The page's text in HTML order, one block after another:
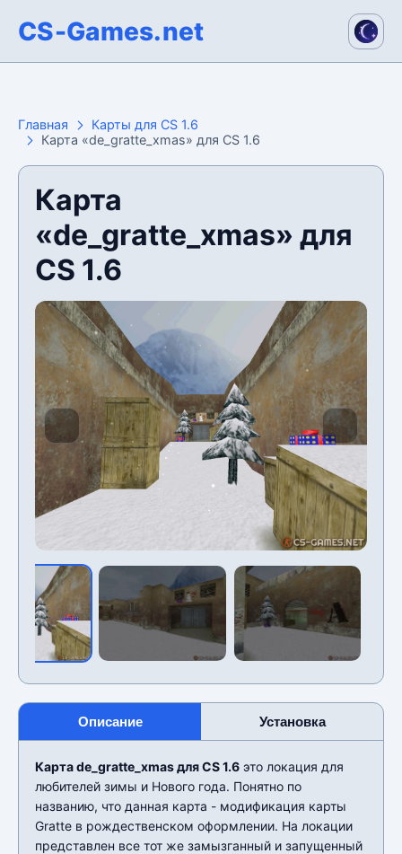
CS-Games.net
Главная
Карты для CS 1.6
Карта «de_gratte_xmas» для CS 1.6
Карта
«de_gratte_xmas» для
CS 1.6
Описание Установка
Карта de_gratte_xmas для CS 1.6 это локация для
любителей зимы и Нового года. Понятно по
названию, что данная карта - модификация карты
Gratte в рождественском оформлении. На локации
представлен все тот же замызганный и запущенный